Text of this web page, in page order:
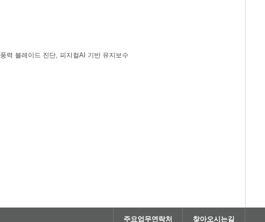
력 블레이드 진단, 피지컬AI 기반 유지보수
주요업무연락처 찾아오시는길